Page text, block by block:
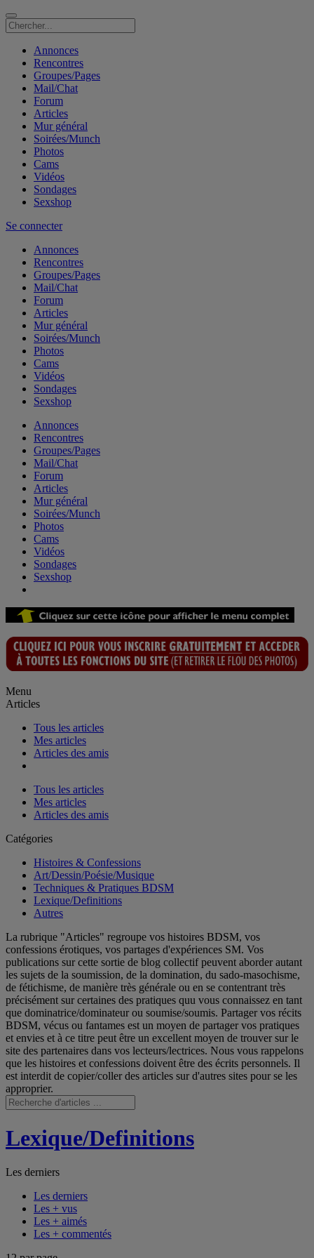
Annonces
Rencontres
Groupes/Pages
Mail/Chat
Forum
Articles
Mur général
Soirées/Munch
Photos
Cams
Vidéos
Sondages
Sexshop
Se connecter
Annonces
Rencontres
Groupes/Pages
Mail/Chat
Forum
Articles
Mur général
Soirées/Munch
Photos
Cams
Vidéos
Sondages
Sexshop
Annonces
Rencontres
Groupes/Pages
Mail/Chat
Forum
Articles
Mur général
Soirées/Munch
Photos
Cams
Vidéos
Sondages
Sexshop
Menu
Articles
Tous les articles
Mes articles
Articles des amis
Tous les articles
Mes articles
Articles des amis
Catégories
Histoires & Confessions
Art/Dessin/Poésie/Musique
Techniques & Pratiques BDSM
Lexique/Definitions
Autres
La rubrique "Articles" regroupe vos histoires BDSM, vos
confessions érotiques, vos partages d'expériences SM. Vos
publications sur cette sortie de blog collectif peuvent aborder autant
les sujets de la soumission, de la domination, du sado-masochisme,
de fétichisme, de manière très générale ou en se contentrant très
précisément sur certaines des pratiques quu vous connaissez en tant
que dominatrice/dominateur ou soumise/soumis. Partager vos récits
BDSM, vécus ou fantames est un moyen de partager vos pratiques
et envies et à ce titre peut être un excellent moyen de trouver sur le
site des partenaires dans vos lecteurs/lectrices. Nous vous rappelons
que les histoires et confessions doivent être des écrits personnels. Il
est interdit de copier/coller des articles sur d'autres sites pour se les
approprier.
Lexique/Definitions
Les derniers
Les derniers
Les + vus
Les + aimés
Les + commentés